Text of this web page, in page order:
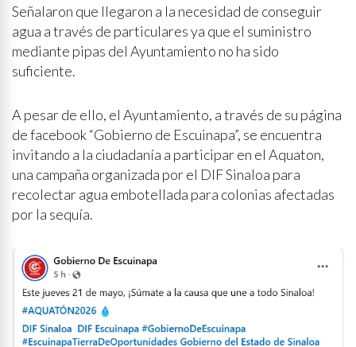
Señalaron que llegaron a la necesidad de conseguir
agua a través de particulares ya que el suministro
mediante pipas del Ayuntamiento no ha sido
suficiente.
A pesar de ello, el Ayuntamiento, a través de su página
de facebook “Gobierno de Escuinapa”, se encuentra
invitando a la ciudadanía a participar en el Aquaton,
una campaña organizada por el DIF Sinaloa para
recolectar agua embotellada para colonias afectadas
por la sequía.